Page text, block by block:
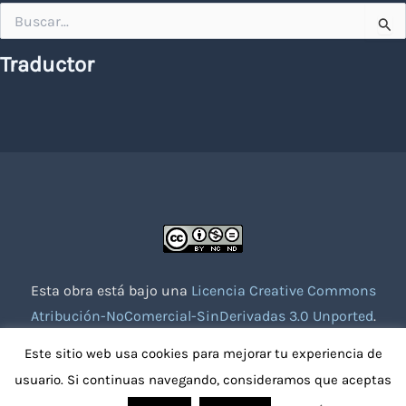
por:
Traductor
Esta obra está bajo una Licencia Creative Commons
Atribución-NoComercial-SinDerivadas 3.0 Unported.
Este sitio web usa cookies para mejorar tu experiencia de
usuario. Si continuas navegando, consideramos que aceptas